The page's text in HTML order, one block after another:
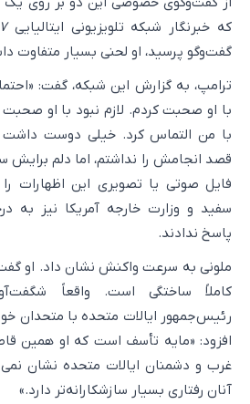
که خبرنگار شبکه تلویزیونی ایتالیایی
گفت‌وگو پرسید، او لحنی بسیار متفاوت
ترامپ، به گزارش این شبکه، گفت:
با او صحبت کردم. لازم نبود با او
با من التماس کرد. خیلی دوست
قصد انجامش را نداشتم، اما دلم
فایل صوتی یا تصویری این اظهارات
سفید و وزارت خارجه آمریکا نیز به
پاسخ ندادند.
ملونی به سرعت واکنش نشان داد. او
کاملاً ساختگی است. واقعاً
رئیس‌جمهور ایالات متحده با متحدان
افزود: «مایه تأسف است که او همین
غرب و دشمنان ایالات متحده نشان
آنان رفتاری بسیار سازشکارانه‌تر دارد.»